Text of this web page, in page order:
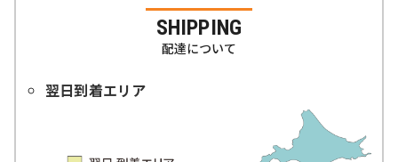
SHIPPING
配達について
翌日到着エリア